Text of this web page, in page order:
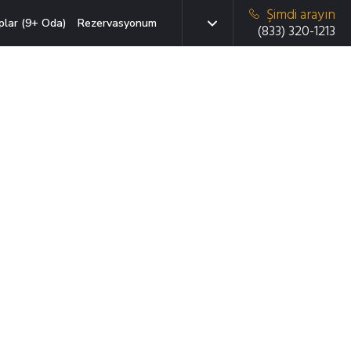
(9+ Oda) Rezervasyonum
Şimdi arayın
(833) 320-1213